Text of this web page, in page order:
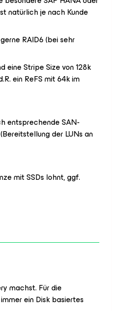
natürlich je nach Kunde
RAID6 (bei sehr
eine Stripe Size von 128k
ein ReFS mit 64k im
entsprechende SAN-
der LUNs an
mit SSDs lohnt, ggf.
machst. Für die
ein Disk basiertes